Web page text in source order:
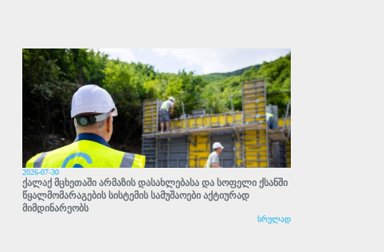
2026-07-30
ქალაქ მცხეთაში არმაზის დასახლებასა და სოფელი ქსანში
წყალმომარაგების სისტემის სამუშაოები აქტიურად
მიმდინარეობს
სრულად